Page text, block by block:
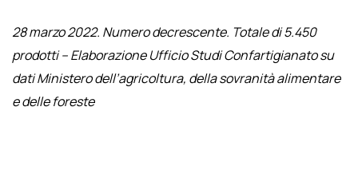
28 marzo 2022. Numero decrescente. Totale di 5.450
prodotti – Elaborazione Ufficio Studi Confartigianato su
dati Ministero dell’agricoltura, della sovranità alimentare
e delle foreste